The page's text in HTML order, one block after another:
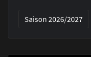
Saison 2026/2027